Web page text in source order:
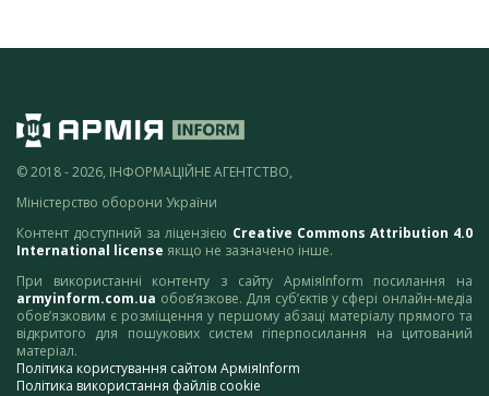
© 2018 - 2026, ІНФОРМАЦІЙНЕ АГЕНТСТВО,
Міністерство оборони України
Контент доступний за ліцензією Creative Commons Attribution 4.0
International license якщо не зазначено інше.
При використанні контенту з сайту АрміяInform посилання на
armyinform.com.ua обов’язкове. Для суб’єктів у сфері онлайн-медіа
обов’язковим є розміщення у першому абзаці матеріалу прямого та
відкритого для пошукових систем гіперпосилання на цитований
матеріал.
Політика користування сайтом АрміяInform
Політика використання файлів cookie